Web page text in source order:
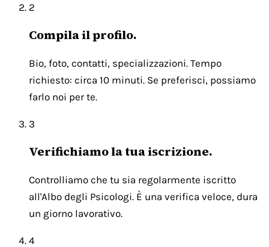
2
Compila il profilo.
Bio, foto, contatti, specializzazioni. Tempo
richiesto: circa 10 minuti. Se preferisci, possiamo
farlo noi per te.
3
Verifichiamo la tua iscrizione.
Controlliamo che tu sia regolarmente iscritto
all'Albo degli Psicologi. È una verifica veloce, dura
un giorno lavorativo.
4